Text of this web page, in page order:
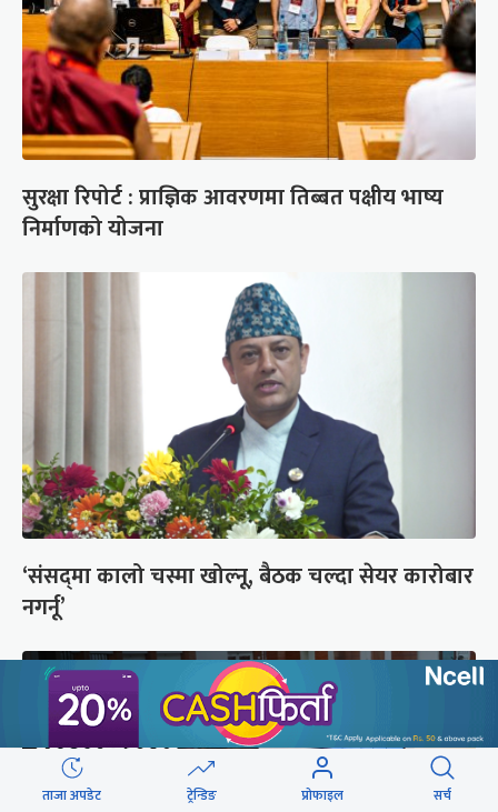
सुरक्षा रिपोर्ट : प्राज्ञिक आवरणमा तिब्बत पक्षीय भाष्य
निर्माणको योजना
‘संसद्‍मा कालो चस्मा खोल्नू, बैठक चल्दा सेयर कारोबार
नगर्नू’
ताजा अपडेट ट्रेन्डिङ प्रोफाइल सर्च